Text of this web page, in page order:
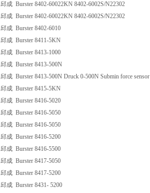
邱成 Burster 8402-60022KN 8402-6002S/N22302
邱成 Burster 8402-60022KN 8402-6002S/N22302
邱成 Burster 8402-6010
邱成 Burster 8411-5KN
邱成 Burster 8413-1000
邱成 Burster 8413-500N
邱成 Burster 8413-500N Druck 0-500N Submin force sensor
邱成 Burster 8415-5KN
邱成 Burster 8416-5020
邱成 Burster 8416-5050
邱成 Burster 8416-5050
邱成 Burster 8416-5200
邱成 Burster 8416-5500
邱成 Burster 8417-5050
邱成 Burster 8417-5200
邱成 Burster 8431- 5200